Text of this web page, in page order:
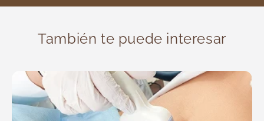
También te puede interesar